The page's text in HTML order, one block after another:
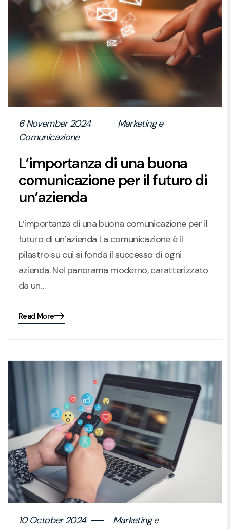
6 November 2024
Marketing e
Comunicazione
L’importanza di una buona
comunicazione per il futuro di
un’azienda
L’importanza di una buona comunicazione per il
futuro di un’azienda La comunicazione è il
pilastro su cui si fonda il successo di ogni
azienda. Nel panorama moderno, caratterizzato
da un…
Blog
Read More
10 October 2024
Marketing e